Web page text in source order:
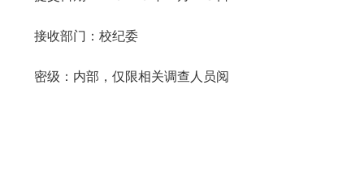
接收部门：校纪委
密级：内部，仅限相关调查人员阅